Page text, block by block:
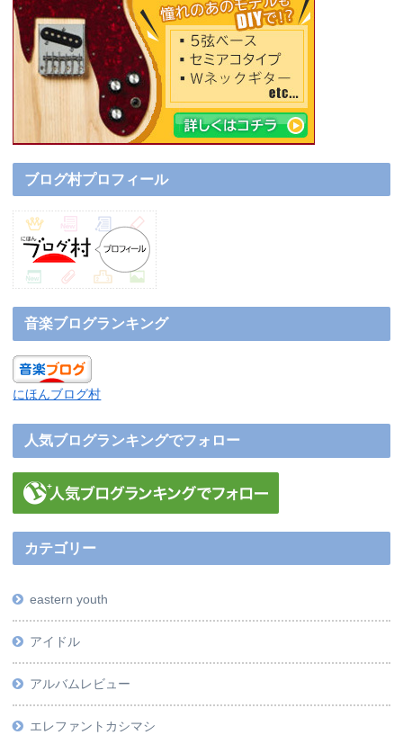
ブログ村プロフィール
音楽ブログランキング
にほんブログ村
人気ブログランキングでフォロー
カテゴリー
eastern youth
アイドル
アルバムレビュー
エレファントカシマシ